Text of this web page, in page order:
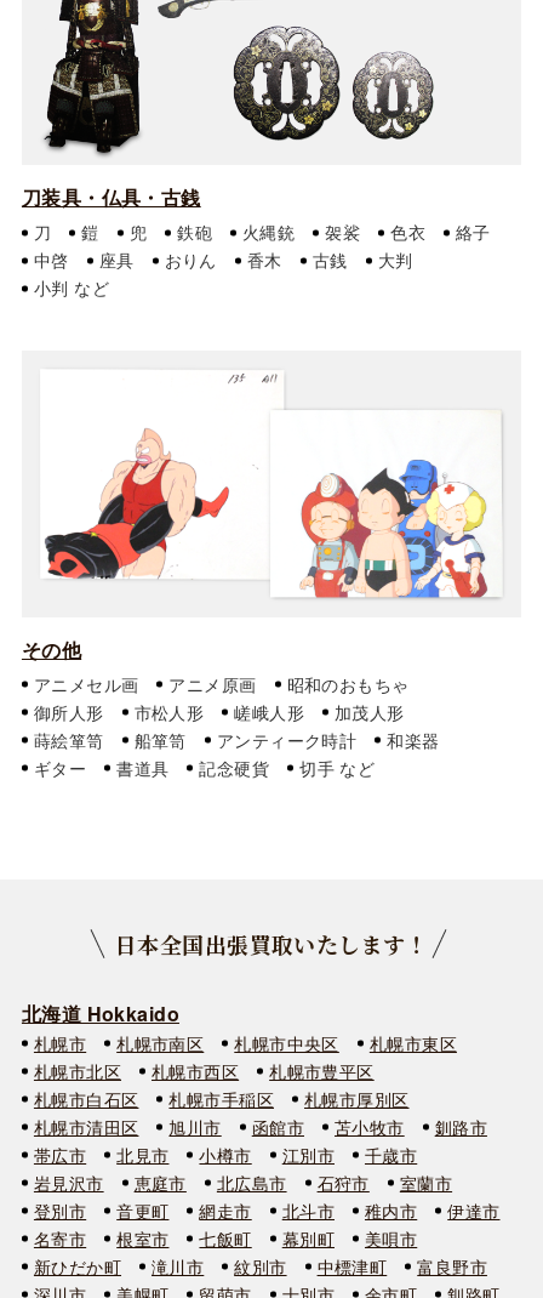
刀装具・仏具・古銭
刀 鎧 兜 鉄砲 火縄銃 袈裟 色衣
絡子
中啓
座具 おりん 香木 古銭
大判
小判
その他
アニメセル画 アニメ原画
昭和のおもちゃ
御所人形
市松人形 嵯峨人形
加茂人形
蒔絵箪笥
船箪笥 アンティーク時計
和楽器
ギター
書道具 記念硬貨 切手
日本全国出張買取いたします！
北海道 Hokkaido
札幌市 札幌市南区 札幌市中央区
札幌市東区
札幌市北区
札幌市西区
札幌市豊平区
札幌市白石区
札幌市手稲区
札幌市厚別区
札幌市清田区
旭川市 函館市 苫小牧市
釧路市
帯広市
北見市 小樽市 江別市
千歳市
岩見沢市
恵庭市 北広島市 石狩市
室蘭市
登別市
音更町 網走市 北斗市 稚内市
伊達市
名寄市
根室市 七飯町 幕別町
美唄市
新ひだか町
滝川市 紋別市 中標津町
富良野市